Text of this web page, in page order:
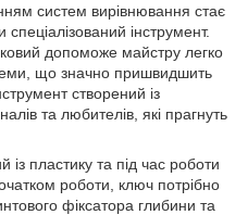
систем вирівнювання стає
інструмент.
допоможе майстру легко
що значно пришвидшить
створений із
та любителів, які прагнуть
пластику та під час роботи
роботи, ключ потрібно
фіксатора глибини та